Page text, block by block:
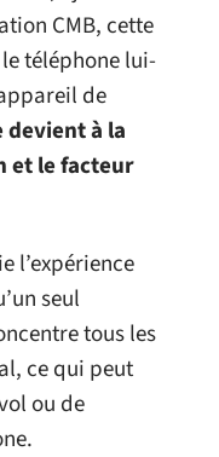
CMB, cette
téléphone lui-
de
devient à la
et le facteur
l’expérience
seul
tous les
ce qui peut
ou de